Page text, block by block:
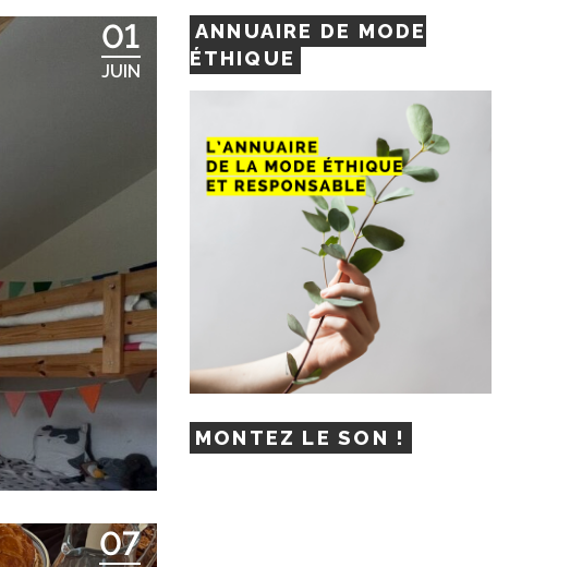
01
JUIN
07
ANNUAIRE DE MODE
ÉTHIQUE
MONTEZ LE SON !